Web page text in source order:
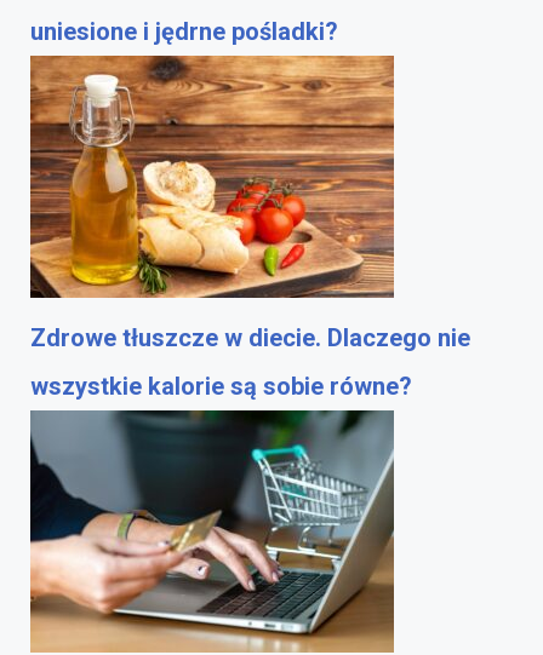
uniesione i jędrne pośladki?
Zdrowe tłuszcze w diecie. Dlaczego nie
wszystkie kalorie są sobie równe?